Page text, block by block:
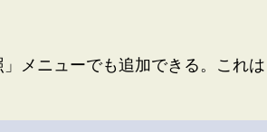
メニューでも追加できる。これは